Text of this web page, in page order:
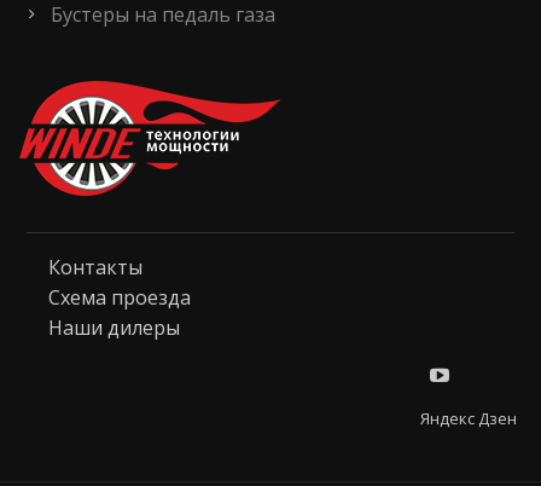
Бустеры на педаль газа
Контакты
Схема проезда
Наши дилеры
Яндекс Дзен